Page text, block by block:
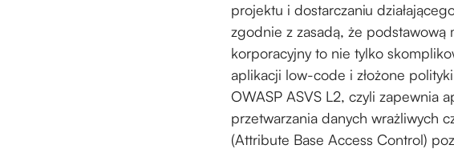
projektu i dostarczaniu
zgodnie z zasadą, że podstawową
korporacyjny to nie tylko
aplikacji low-code i złożone
OWASP ASVS L2, czyli zapewnia
przetwarzania danych wrażliwych
(Attribute Base Access Control)